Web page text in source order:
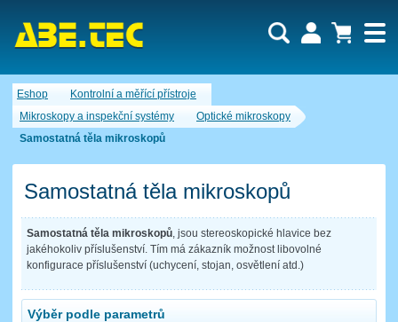
Eshop
Kontrolní a měřící přístroje
Mikroskopy a inspekční systémy
Optické mikroskopy
Samostatná těla mikroskopů
Samostatná těla mikroskopů
Samostatná těla mikroskopů , jsou stereoskopické hlavice bez
jakéhokoliv příslušenství. Tím má zákazník možnost libovolné
konfigurace příslušenství (uchycení, stojan, osvětlení atd.)
Výběr podle parametrů
Nákupní košík je momentálně prázdný.
Obsah košíku
Počet produktů:0
Cena celkem:0,00 CZK
Uživatel:
Heslo:
Zapomenuté heslo